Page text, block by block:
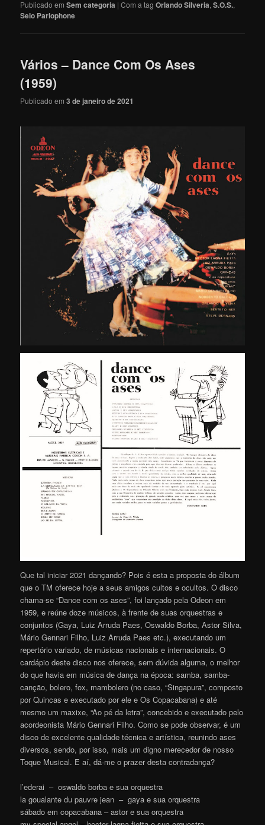
Publicado em Sem categoria |Com a tagOrlando Silveria,S.O.S.,
Selo Parlophone
Vários – Dance Com Os Ases
(1959)
Publicado em3 de janeiro de 2021
Que tal iniciar 2021 dançando? Pois é esta a proposta do álbum
que o TM oferece hoje a seus amigos cultos e ocultos. O disco
chama-se “Dance com os ases”, foi lançado pela Odeon em
1959, e reúne doze músicos, à frente de suas orquestras e
conjuntos (Gaya, Luiz Arruda Paes, Oswaldo Borba, Astor Silva,
Mário Gennari Filho, Luiz Arruda Paes etc.), executando um
repertório variado, de músicas nacionais e internacionais. O
cardápio deste disco nos oferece, sem dúvida alguma, o melhor
do que havia em música de dança na época: samba, samba-
canção, bolero, fox, mambolero (no caso, “Singapura”, composto
por Quincas e executado por ele e Os Copacabana) e até
mesmo um maxixe, “Ao pé da letra”, concebido e executado pelo
acordeonista Mário Gennari Filho. Como se pode observar, é um
disco de excelente qualidade técnica e artística, reunindo ases
diversos, sendo, por isso, mais um digno merecedor de nosso
Toque Musical. E aí, dá-me o prazer desta contradança?
l’ederai – oswaldo borba e sua orquestra
la goualante du pauvre jean – gaya e sua orquestra
sábado em copacabana – astor e sua orquestra